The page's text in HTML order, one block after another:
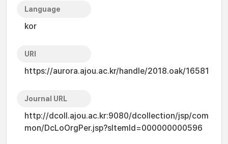
Language
kor
URI
https://aurora.ajou.ac.kr/handle/2018.oak/16581
Journal URL
http://dcoll.ajou.ac.kr:9080/dcollection/jsp/com
mon/DcLoOrgPer.jsp?sItemId=000000000596